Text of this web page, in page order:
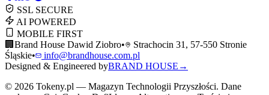
SSL SECURE
AI POWERED
MOBILE FIRST
🏢 Brand House Dawid Ziobro•
Strachocin 31, 57-550 Stronie
Śląskie•
info@brandhouse.com.pl
Designed & Engineered byBRAND HOUSE →
© 2026 Tokeny.pl — Magazyn Technologii Przyszłości. Dane